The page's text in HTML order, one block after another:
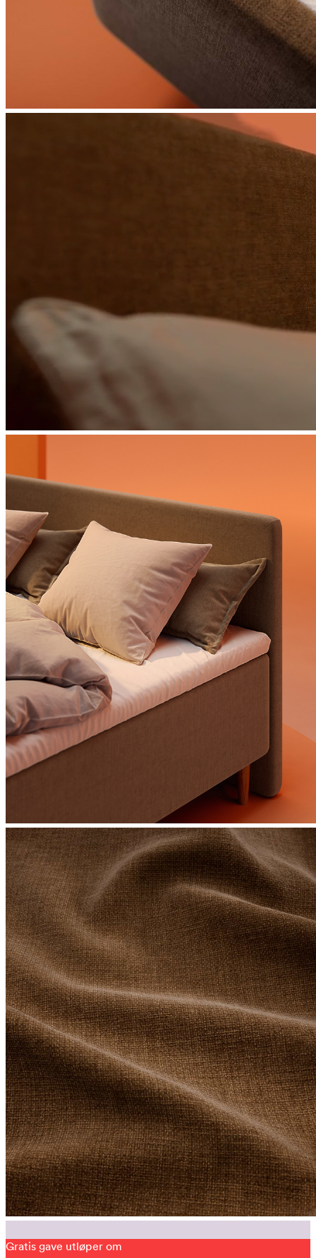
Gratis gave utløper om